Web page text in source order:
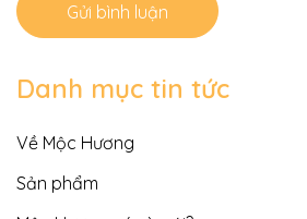
Gửi bình luận
Danh mục tin tức
Về Mộc Hương
Sản phẩm